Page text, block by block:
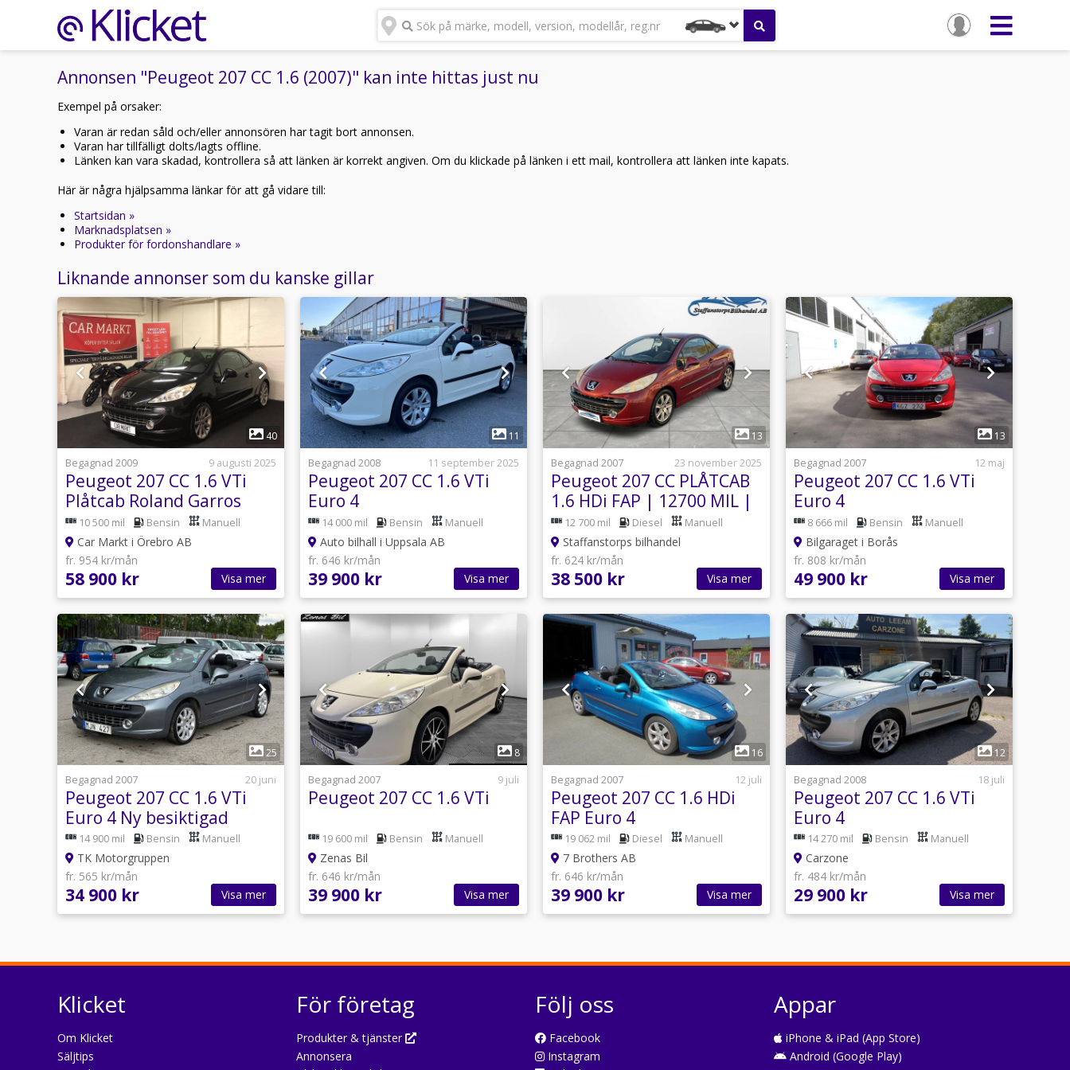
Sök på märke, modell, version, modellår, reg.nr
Annonsen "Peugeot 207 CC 1.6 (2007)" kan inte hittas just nu
Exempel på orsaker:
Varan är redan såld och/eller annonsören har tagit bort annonsen.
Varan har tillfälligt dolts/lagts offline.
Länken kan vara skadad, kontrollera så att länken är korrekt angiven. Om du klickade på länken i ett mail, kontrollera att länken inte kapats.
Här är några hjälpsamma länkar för att gå vidare till:
Startsidan »
Marknadsplatsen »
Produkter för fordonshandlare »
Liknande annonser som du kanske gillar
1
40
Begagnad 2009
9 augusti 2025
Peugeot 207 CC 1.6 VTi
Plåtcab Roland Garros
10500 Mil
10 500 mil Bensin Manuell
Car Markt i Örebro AB
fr. 954 kr/mån
58 900 kr Visa mer
1
11
Begagnad 2008
11 september 2025
Peugeot 207 CC 1.6 VTi
Euro 4
14 000 mil Bensin Manuell
Auto bilhall i Uppsala AB
fr. 646 kr/mån
39 900 kr Visa mer
1
13
Begagnad 2007
23 november 2025
Peugeot 207 CC PLÅTCAB
1.6 HDi FAP | 12700 MIL |
NYBES
12 700 mil Diesel Manuell
Staffanstorps bilhandel
fr. 624 kr/mån
38 500 kr Visa mer
13
Begagnad 2007
12 maj
Peugeot 207 CC 1.6 VTi
Euro 4
8 666 mil Bensin Manuell
Bilgaraget i Borås
fr. 808 kr/mån
49 900 kr Visa mer
1
25
Begagnad 2007
20 juni
Peugeot 207 CC 1.6 VTi
Euro 4 Ny besiktigad
14 900 mil Bensin Manuell
TK Motorgruppen
fr. 565 kr/mån
34 900 kr Visa mer
8
Begagnad 2007
9 juli
Peugeot 207 CC 1.6 VTi
19 600 mil Bensin Manuell
Zenas Bil
fr. 646 kr/mån
39 900 kr Visa mer
1
16
Begagnad 2007
12 juli
Peugeot 207 CC 1.6 HDi
FAP Euro 4
19 062 mil Diesel Manuell
7 Brothers AB
fr. 646 kr/mån
39 900 kr Visa mer
1
12
Begagnad 2008
18 juli
Peugeot 207 CC 1.6 VTi
Euro 4
14 270 mil Bensin Manuell
Carzone
fr. 484 kr/mån
29 900 kr Visa mer
Klicket
Om Klicket
Säljtips
För företag
Produkter & tjänster
Annonsera
Följ oss
Facebook
Instagram
Appar
iPhone & iPad (App Store)
Android (Google Play)